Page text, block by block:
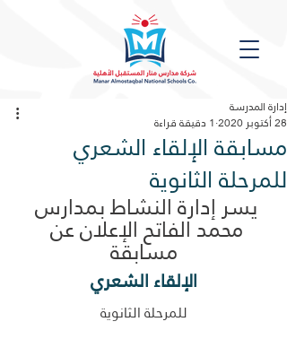
مسابقة الإلقاء الشعري
للمرحلة الثانوية
إدارة المدرسة
28 أكتوبر 2020
1 دقيقة قراءة
يسر إدارة النشاط بمدارس
محمد الفاتح الإعلان عن
مسابقة
الإلقاء الشعري
للمرحلة الثانوية